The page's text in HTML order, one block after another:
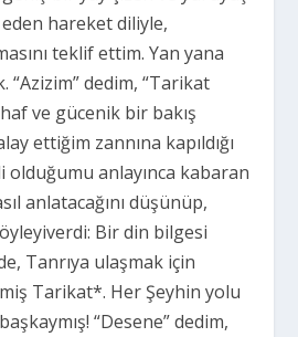
hareket diliyle,
teklif ettim. Yan yana
“Azizim” dedim, “Tarikat
ve gücenik bir bakış
ettiğim zannına kapıldığı
olduğumu anlayınca kabaran
anlatacağını düşünüp,
Bir din bilgesi
Tanrıya ulaşmak için
Tarikat*. Her Şeyhin yolu
“Desene” dedim,